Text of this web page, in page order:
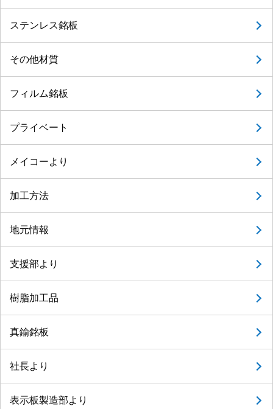
ステンレス銘板
その他材質
フィルム銘板
プライベート
メイコーより
加工方法
地元情報
支援部より
樹脂加工品
真鍮銘板
社長より
表示板製造部より